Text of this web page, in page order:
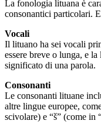
La fonologia lituana è
consonantici particolari.
Vocali
Il lituano ha sei vocali
essere breve o lunga, e
significato di una parola.
Consonanti
Le consonanti lituane
altre lingue europee,
scivolare) e “š” (come in